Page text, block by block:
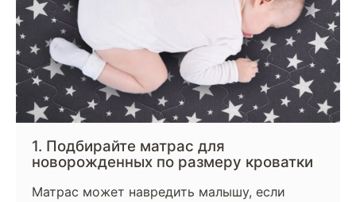
1. Подбирайте матрас для
новорожденных по размеру кроватки
Матрас может навредить малышу, если